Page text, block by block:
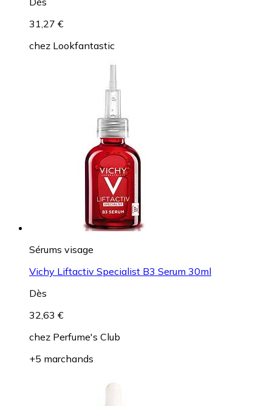
31,27 €
chez Lookfantastic
Sérums visage
Vichy Liftactiv Specialist B3 Serum 30ml
Dès
32,63 €
chez Perfume's Club
+5 marchands